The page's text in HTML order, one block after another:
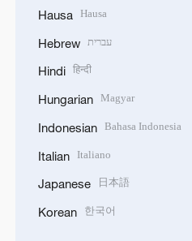
Hausa Hausa
Hebrew עברית
Hindi हिन्दी
Hungarian Magyar
Indonesian Bahasa Indonesia
Italian Italiano
Japanese 日本語
Korean 한국어